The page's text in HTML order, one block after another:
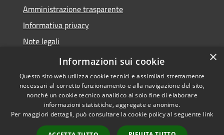
Amministrazione trasparente
Informativa privacy
Note legali
Dichiarazione di accessibilità
Accessibilità
Copyright © 2026 • Comune di
San Teodoro • Powered by
Municipium• Accesso
×
Informazioni sui cookie
Questo sito web utilizza cookie tecnici e assimilati strettamente
necessari al corretto funzionamento e alla navigazione del sito,
nonché un cookie tecnico analitico al solo fine di elaborare
informazioni statistiche, aggregate e anonime.
Per maggiori dettagli, può consultare la cookie policy al seguente link